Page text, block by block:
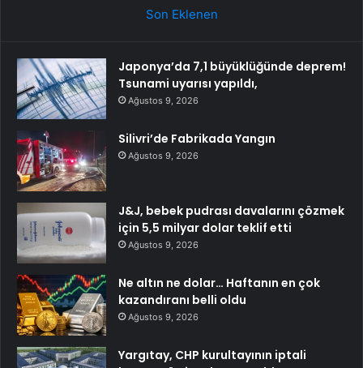
Son Eklenen
Japonya’da 7,1 büyüklüğünde deprem!
Tsunami uyarısı yapıldı,
Ağustos 9, 2026
Silivri’de Fabrikada Yangın
Ağustos 9, 2026
J&J, bebek pudrası davalarını çözmek
için 5,5 milyar dolar teklif etti
Ağustos 9, 2026
Ne altın ne dolar… Haftanın en çok
kazandıranı belli oldu
Ağustos 9, 2026
Yargıtay, CHP kurultayının iptali